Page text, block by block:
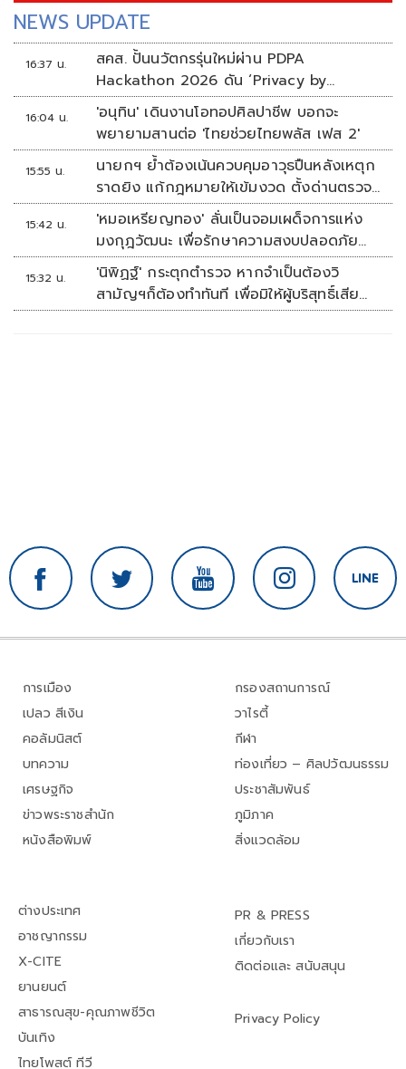
NEWS UPDATE
16:37 น.
สคส. ปั้นนวัตกรรุ่นใหม่ผ่าน PDPA
Hackathon 2026 ดัน ‘Privacy by
Design for all’ สู่โซลูชันคุ้มครองข้อมูลส่วน
บุคคลที่ใช้ได้จริง
16:04 น.
'อนุทิน' เดินงานโอทอปศิลปาชีพ บอกจะ
พยายามสานต่อ 'ไทยช่วยไทยพลัส เฟส 2'
15:55 น.
นายกฯ ย้ำต้องเน้นควบคุมอาวุธปืนหลังเหตุก
ราดยิง แก้กฎหมายให้เข้มงวด ตั้งด่านตรวจ
เพิ่ม
15:42 น.
'หมอเหรียญทอง' ลั่นเป็นจอมเผด็จการแห่ง
มงกุฎวัฒนะ เพื่อรักษาความสงบปลอดภัย
ภายในรพ.
15:32 น.
'นิพิฏฐ์' กระตุกตำรวจ หากจำเป็นต้องวิ
สามัญฯก็ต้องทำทันที เพื่อมิให้ผู้บริสุทธิ์เสีย
ชีวิตเพิ่ม
การเมือง
เปลว สีเงิน
คอลัมนิสต์
บทความ
เศรษฐกิจ
ข่าวพระราชสำนัก
หนังสือพิมพ์
กรองสถานการณ์
วาไรตี้
กีฬา
ท่องเที่ยว – ศิลปวัฒนธรรม
ประชาสัมพันธ์
ภูมิภาค
สิ่งแวดล้อม
ต่างประเทศ
อาชญากรรม
X-CITE
ยานยนต์
สาธารณสุข-คุณภาพชีวิต
บันเทิง
ไทยโพสต์ ทีวี
PR & PRESS
เกี่ยวกับเรา
ติดต่อและ สนับสนุน
Privacy Policy